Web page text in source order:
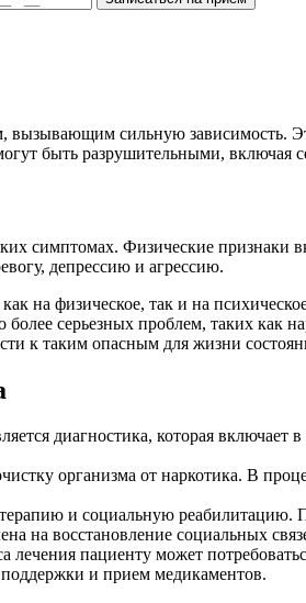
сильную зависимость.
быть разрушительными, включая
симптомах. Физические
депрессию и агрессию.
на физическое, так и на
серьезных проблем, таких как
к таким опасным для жизни
диагностика, которая включает
организма от наркотика. В
и социальную реабилитацию.
на восстановление социальных
лечения пациенту может
поддержки и прием медикаментов.